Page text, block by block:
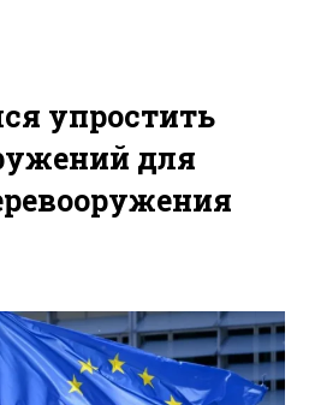
упростить
для